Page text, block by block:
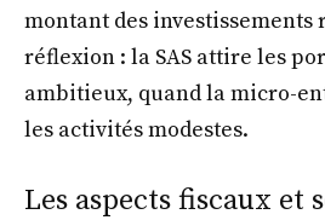
montant des
réflexion : la SAS attire les
ambitieux, quand la micro-
les activités modestes.
Les aspects fiscaux et